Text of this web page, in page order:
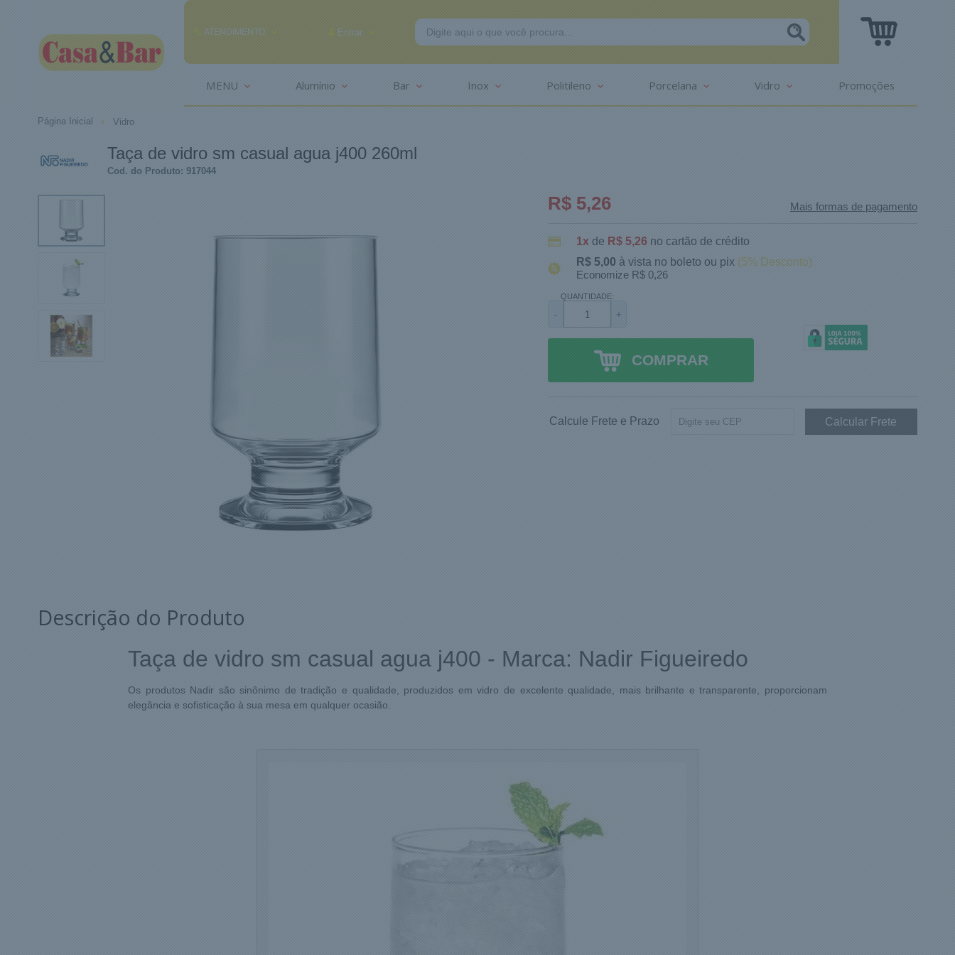
ATENDIMENTO
(85) 99291-2625
Entrar
MENU Alumínio Bar Inox Politileno Porcelana Vidro Promoções
Página Inicial Vidro
Taça de vidro sm casual agua j400 260ml
Cod. do Produto: 917044
R$ 5,26 Mais formas de pagamento
1x de R$ 5,26 no cartão de crédito
R$ 5,00 à vista no boleto ou pix (5% Desconto)
Economize R$ 0,26
QUANTIDADE:
- +
COMPRAR
Calcule Frete e Prazo
Descrição do Produto
Taça de vidro sm casual agua j400 - Marca: Nadir Figueiredo
Os produtos Nadir são sinônimo de tradição e qualidade, produzidos em vidro de excelente qualidade, mais brilhante e transparente, proporcionam
elegância e sofisticação à sua mesa em qualquer ocasião.